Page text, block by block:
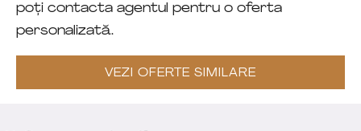
poți contacta agentul pentru o oferta
personalizată.
VEZI OFERTE SIMILARE